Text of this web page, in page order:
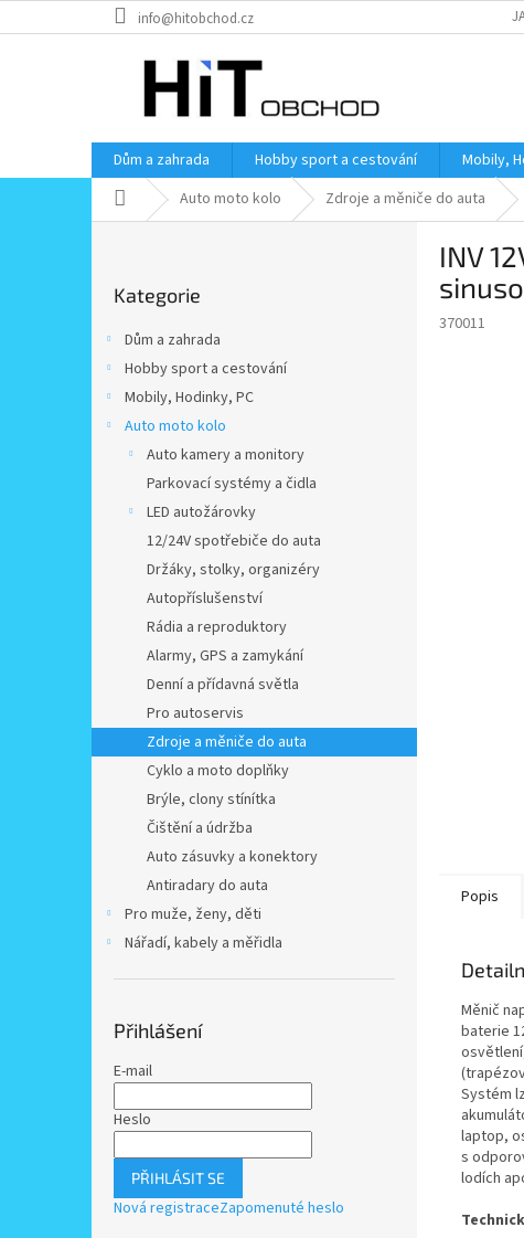
na
info@hitobchod.cz
Dům a zahrada Hobby sport a cestování Mobily,
Domů Auto moto kolo Zdroje a měniče do auta
kategorie
Kategorie
Dům a zahrada
Hobby sport a cestování
Mobily, Hodinky, PC
Auto moto kolo
Auto kamery a monitory
Parkovací systémy a čidla
LED autožárovky
12/24V spotřebiče do auta
Držáky, stolky, organizéry
Autopříslušenství
Rádia a reproduktory
Alarmy, GPS a zamykání
Denní a přídavná světla
Pro autoservis
Zdroje a měniče do auta
Cyklo a moto doplňky
Brýle, clony stínítka
Čištění a údržba
Auto zásuvky a konektory
Antiradary do auta
Pro muže, ženy, děti
Nářadí, kabely a měřidla
Přihlášení
E-mail
Heslo
PŘIHLÁSIT SE
Nová registraceZapomenuté heslo
INV
370011
Popis
Měnič
baterie
Systém
laptop,
s
lodích